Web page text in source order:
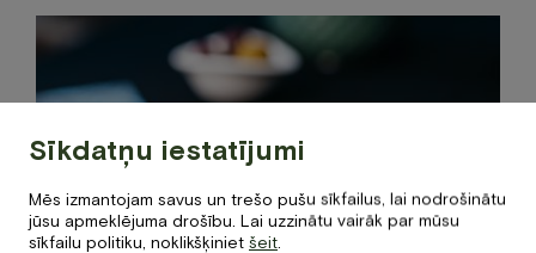
Sīkdatņu iestatījumi
Mēs izmantojam savus un trešo pušu sīkfailus, lai nodrošinātu
jūsu apmeklējuma drošību. Lai uzzinātu vairāk par mūsu
sīkfailu politiku, noklikšķiniet šeit